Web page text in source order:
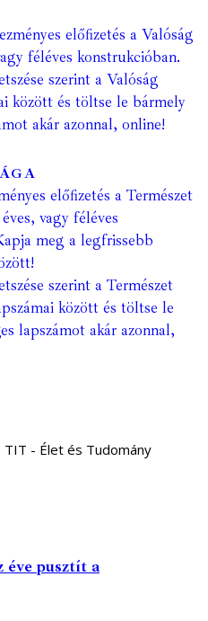
előfizetés a Valóság
féléves konstrukcióban.
szerint a Valóság
között és töltse le bármely
akár azonnal, online!
előfizetés a Természet
vagy féléves
meg a legfrissebb
szerint a Természet
között és töltse le
lapszámot akár azonnal,
- Élet és Tudomány
éve pusztít a